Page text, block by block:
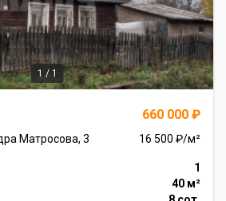
1 / 1
660 000 ₽
Матросова, 3 16 500 ₽/м²
1
40 м²